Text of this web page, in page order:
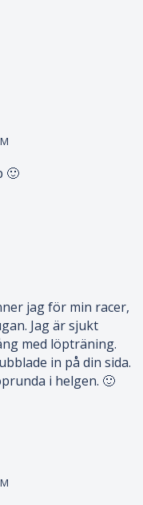
🙂
jag för min racer,
Jag är sjukt
med löpträning.
in på din sida.
i helgen. 🙂